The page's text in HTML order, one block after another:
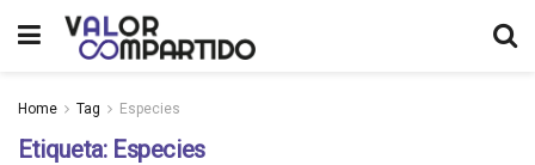
Home Tag Especies
Etiqueta: Especies